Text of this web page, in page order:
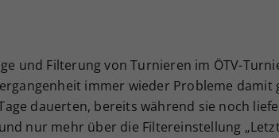
und Filterung von Turnieren im ÖTV-
immer wieder Probleme damit
dauerten, bereits während sie noch
nur mehr über die Filtereinstellung